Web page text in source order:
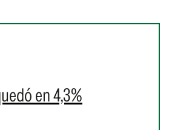
en 4,3%